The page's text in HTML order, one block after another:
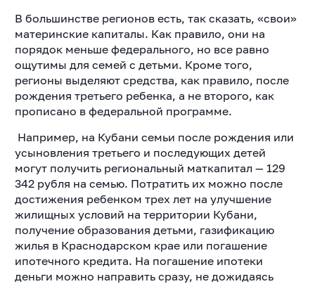
В большинстве регионов есть, так сказать, «свои»
материнские капиталы. Как правило, они на
порядок меньше федерального, но все равно
ощутимы для семей с детьми. Кроме того,
регионы выделяют средства, как правило, после
рождения третьего ребенка, а не второго, как
прописано в федеральной программе.
Например, на Кубани семьи после рождения или
усыновления третьего и последующих детей
могут получить региональный маткапитал — 129
342 рубля на семью. Потратить их можно после
достижения ребенком трех лет на улучшение
жилищных условий на территории Кубани,
получение образования детьми, газификацию
жилья в Краснодарском крае или погашение
ипотечного кредита. На погашение ипотеки
деньги можно направить сразу, не дожидаясь